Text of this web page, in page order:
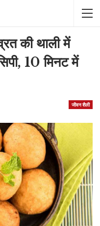
की थाली में
10 मिनट में
जीवन शैली